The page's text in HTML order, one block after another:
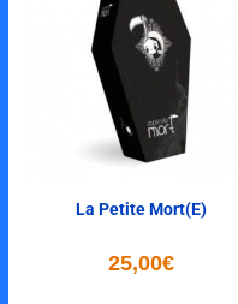
La Petite Mort(e)
25,00€